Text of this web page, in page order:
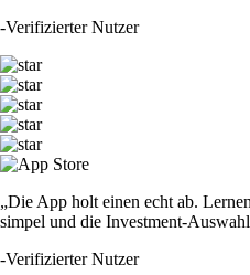
-Verifizierter Nutzer
„Die App holt einen echt ab.
simpel und die Investment-
-Verifizierter Nutzer